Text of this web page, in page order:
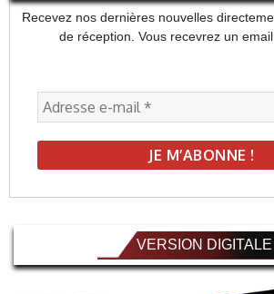
Recevez nos dernières nouvelles
de réception. Vous recevrez un
VERSION DIGITALE